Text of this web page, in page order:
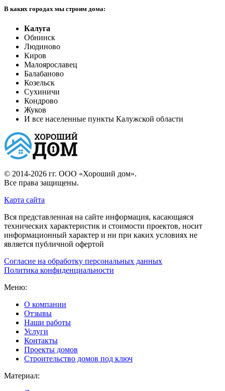
В каких городах мы строим дома:
Калуга
Обнинск
Людиново
Киров
Малоярославец
Балабаново
Козельск
Сухиничи
Кондрово
Жуков
И все населенные пункты Калужской области
© 2014-2026 гг. ООО «Хороший дом».
Все права защищены.
Карта сайта
Вся представленная на сайте информация, касающаяся
технических характеристик и стоимости проектов, носит
информационный характер и ни при каких условиях не
является публичной офертой
Согласие на обработку персональных данных
Политика конфиденциальности
Меню:
О компании
Отзывы
Наши работы
Услуги
Контакты
Проекты домов
Строительство домов под ключ
Материал: